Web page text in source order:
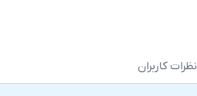
نظرات کاربران